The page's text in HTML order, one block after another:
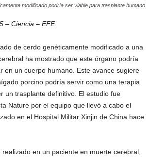
modificado podría ser viable para trasplante humano
– Ciencia – EFE.
de cerdo genéticamente modificado a una
ha mostrado que este órgano podría
en un cuerpo humano. Este avance sugiere
porcino podría servir como una terapia
un trasplante definitivo. El estudio fue
Nature por el equipo que llevó a cabo el
en el Hospital Militar Xinjin de China hace
realizado en un paciente en muerte cerebral,